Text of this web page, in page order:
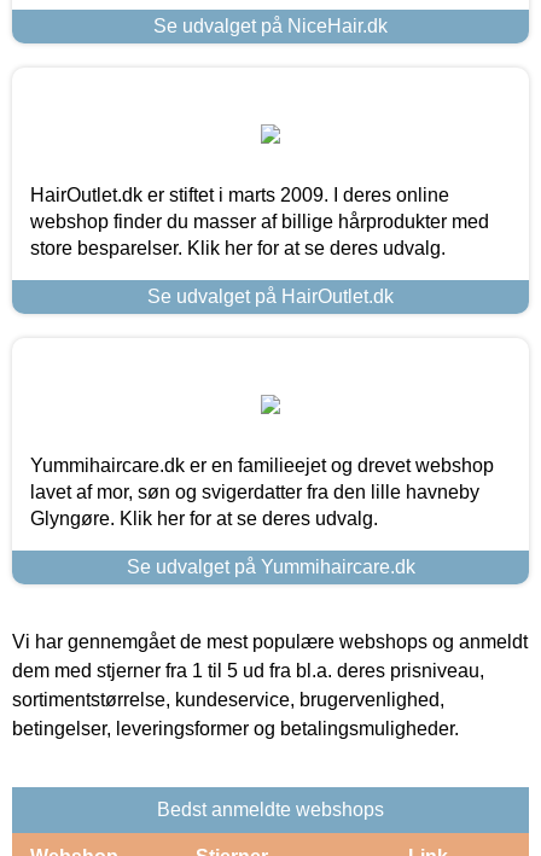
Se udvalget på NiceHair.dk
HairOutlet.dk er stiftet i marts 2009. I deres online
webshop finder du masser af billige hårprodukter med
store besparelser. Klik her for at se deres udvalg.
Se udvalget på HairOutlet.dk
Yummihaircare.dk er en familieejet og drevet webshop
lavet af mor, søn og svigerdatter fra den lille havneby
Glyngøre. Klik her for at se deres udvalg.
Se udvalget på Yummihaircare.dk
Vi har gennemgået de mest populære webshops og anmeldt
dem med stjerner fra 1 til 5 ud fra bl.a. deres prisniveau,
sortimentstørrelse, kundeservice, brugervenlighed,
betingelser, leveringsformer og betalingsmuligheder.
Bedst anmeldte webshops